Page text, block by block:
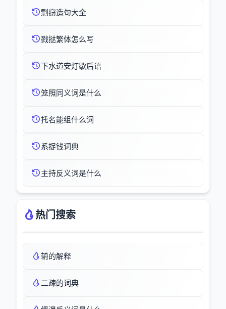
剽窃造句大全
戮挞繁体怎么写
下水道安灯歇后语
笼照同义词是什么
托名能组什么词
系捉钱词典
主持反义词是什么
热门搜索
辀的解释
二疎的词典